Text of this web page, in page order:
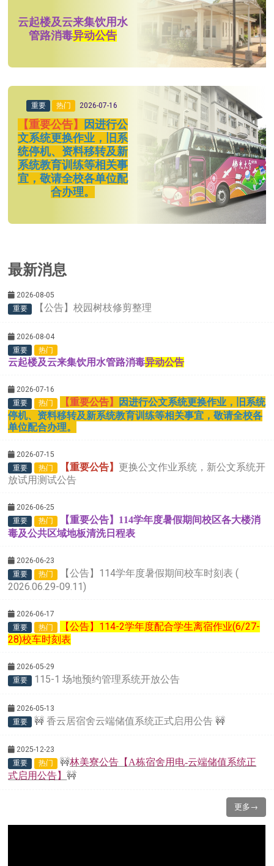
云起楼及云来集饮用水
管路消毒异动公告
重要 热门 2026-07-16
【重要公告】
因进行公
文系统更换作业，旧系
统停机、资料移转及新
系统教育训练等相关事
宜，敬请全校各单位配
合办理。
最新消息
2026-08-05
重要
【公告】校园树枝修剪整理
2026-08-04
重要
热门
云起楼及云来集饮用水管路消毒异动公告
2026-07-16
重要
热门 【重要公告】
因进行公文系统更换作业，旧系统
停机、资料移转及新系统教育训练等相关事宜，敬请全校各
单位配合办理。
2026-07-15
重要
热门 【重要公告】 更换公文作业系统，新公文系统开
放试用测试公告
2026-06-25
重要
热门
【重要公告】114学年度暑假期间校区各大楼消
毒及公共区域地板清洗日程表
2026-06-23
重要
热门
【公告】114学年度暑假期间校车时刻表 (
2026.06.29-09.11)
2026-06-17
重要
热门
【公告】114-2学年度配合学生离宿作业(6/27-
28)校车时刻表
2026-05-29
重要
115-1 场地预约管理系统开放公告
2026-05-13
重要
🚧 香云居宿舍云端储值系统正式启用公告 🚧
2025-12-23
重要
热门 🚧林美寮公告【A栋宿舍用电-云端储值系统正
式启用公告】🚧
更多→